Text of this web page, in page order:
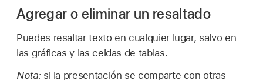
Agregar o eliminar un resaltado
Puedes resaltar texto en cualquier lugar, salvo en
las gráficas y las celdas de tablas.
Nota: si la presentación se comparte con otras